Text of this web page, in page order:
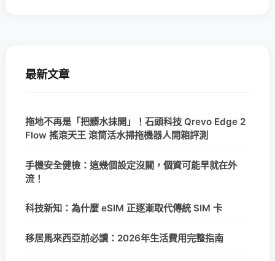
最新文章
拖地不再是「把髒水抹開」！石頭科技 Qrevo Edge 2
Flow 搖滾天王 滾筒活水掃拖機器人開箱評測
手機安全健檢：這幾個設定沒關，個資可能早就在外
流！
科技新知：為什麼 eSIM 正逐漸取代傳統 SIM 卡
移居馬來西亞前必讀：2026年生活費用完整指南